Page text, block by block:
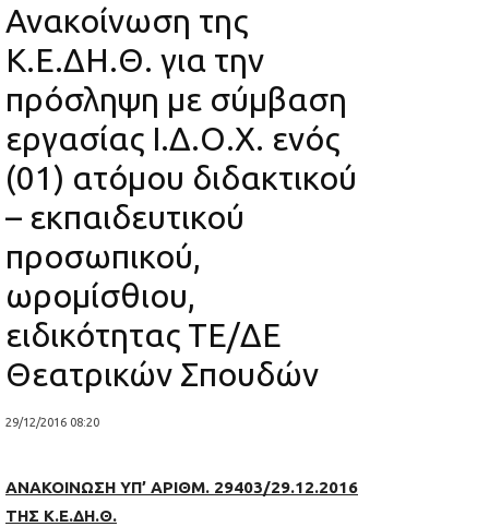
Ανακοίνωση της
Κ.Ε.ΔΗ.Θ. για την
πρόσληψη με σύμβαση
εργασίας Ι.Δ.Ο.Χ. ενός
(01) ατόμου διδακτικού
– εκπαιδευτικού
προσωπικού,
ωρομίσθιου,
ειδικότητας ΤΕ/ΔΕ
Θεατρικών Σπουδών
29/12/2016 08:20
ΑΝΑΚΟΙΝΩΣΗ ΥΠ’ ΑΡΙΘΜ. 29403/29.12.2016
ΤΗΣ Κ.Ε.ΔΗ.Θ.